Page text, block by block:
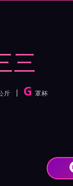
三
斤 G 罩杯
與班表